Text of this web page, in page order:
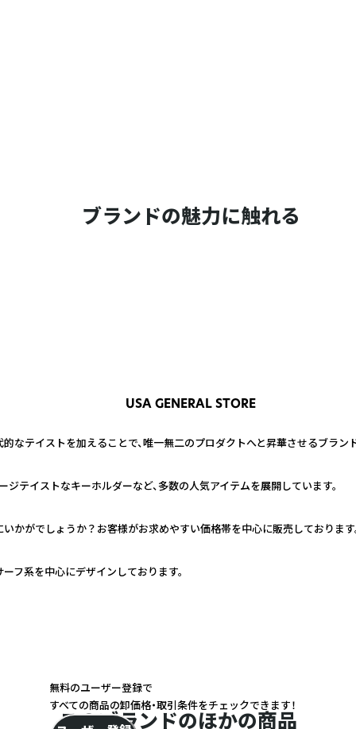
ブランドの魅力に触れる
USA GENERAL STORE
なテイストを加えることで、唯一無二のプロダクトへと昇華させるブラン
テイストなキーホルダーなど、多数の人気アイテムを展開しています。
かがでしょうか？お客様がお求めやすい価格帯を中心に販売しております
フ系を中心にデザインしております。
このブランドのほかの商品
無料のユーザー登録で
すべての商品の卸価格・取引条件をチェックできます！